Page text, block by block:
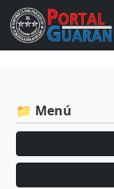
📁 Menú